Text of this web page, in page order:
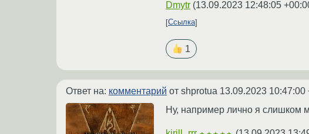
Dmytr (13.09.2023 12:48:05
Ссылка
1
Ответ на: комментарий от shprotua 13.09.2023 10:47:00
Ну, например лично я слишком